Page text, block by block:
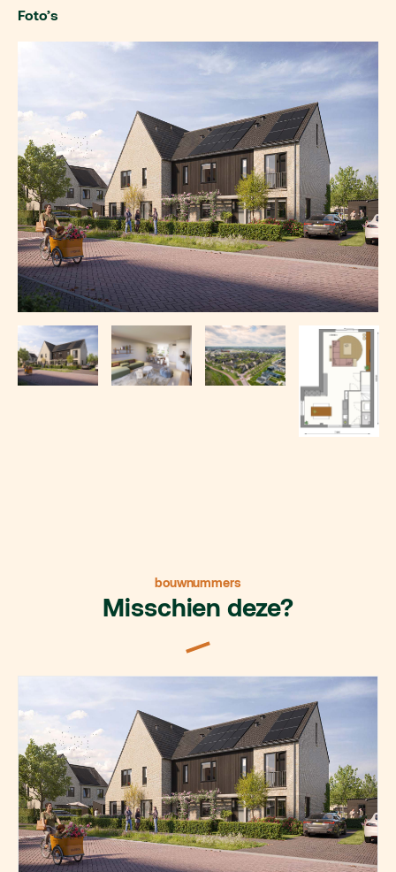
Foto’s
bouwnummers
Misschien deze?